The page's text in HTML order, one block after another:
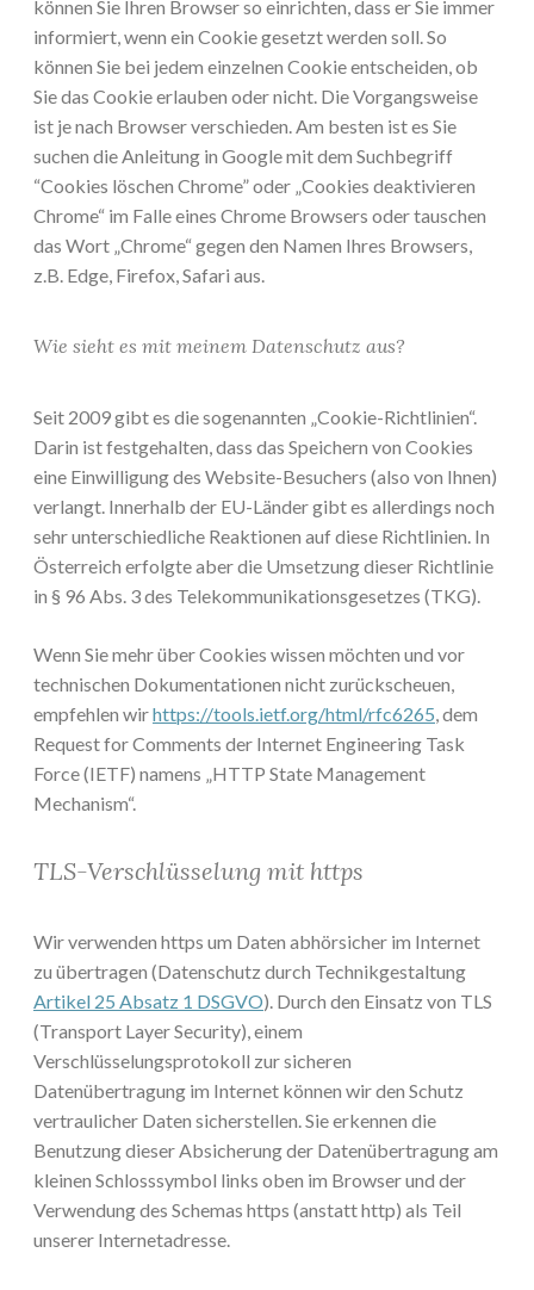
können Sie Ihren Browser so einrichten, dass er Sie immer
informiert, wenn ein Cookie gesetzt werden soll. So
können Sie bei jedem einzelnen Cookie entscheiden, ob
Sie das Cookie erlauben oder nicht. Die Vorgangsweise
ist je nach Browser verschieden. Am besten ist es Sie
suchen die Anleitung in Google mit dem Suchbegriff
“Cookies löschen Chrome” oder „Cookies deaktivieren
Chrome“ im Falle eines Chrome Browsers oder tauschen
das Wort „Chrome“ gegen den Namen Ihres Browsers,
z.B. Edge, Firefox, Safari aus.
Wie sieht es mit meinem Datenschutz aus?
Seit 2009 gibt es die sogenannten „Cookie-Richtlinien“.
Darin ist festgehalten, dass das Speichern von Cookies
eine Einwilligung des Website-Besuchers (also von Ihnen)
verlangt. Innerhalb der EU-Länder gibt es allerdings noch
sehr unterschiedliche Reaktionen auf diese Richtlinien. In
Österreich erfolgte aber die Umsetzung dieser Richtlinie
in § 96 Abs. 3 des Telekommunikationsgesetzes (TKG).
Wenn Sie mehr über Cookies wissen möchten und vor
technischen Dokumentationen nicht zurückscheuen,
empfehlen wirhttps://tools.ietf.org/html/rfc6265, dem
Request for Comments der Internet Engineering Task
Force (IETF) namens „HTTP State Management
Mechanism“.
TLS-Verschlüsselung mit https
Wir verwenden https um Daten abhörsicher im Internet
zu übertragen (Datenschutz durch Technikgestaltung
Artikel 25 Absatz 1 DSGVO). Durch den Einsatz von TLS
(Transport Layer Security), einem
Verschlüsselungsprotokoll zur sicheren
Datenübertragung im Internet können wir den Schutz
vertraulicher Daten sicherstellen. Sie erkennen die
Benutzung dieser Absicherung der Datenübertragung am
kleinen Schlosssymbol links oben im Browser und der
Verwendung des Schemas https (anstatt http) als Teil
unserer Internetadresse.